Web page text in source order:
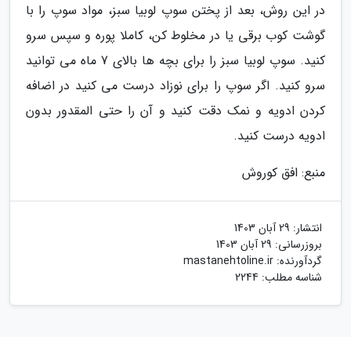
در این روش، بعد از پختن سوپ لوبیا سبز، مواد سوپ را با
گوشت کوب برقی یا در مخلوط کن، کاملا پوره و سپس سرو
کنید. سوپ لوبیا سبز را برای بچه ها بالای 7 ماه می توانید
سرو کنید. اگر سوپ را برای نوزاد درست می کنید در اضافه
کردن ادویه و نمک دقت کنید و آن را حتی المقدور بدون
ادویه درست کنید.
منبع: افق کوروش
انتشار: 29 آبان 1403
بروزرسانی: 29 آبان 1403
گردآورنده: mastanehtoline.ir
شناسه مطلب: 2244